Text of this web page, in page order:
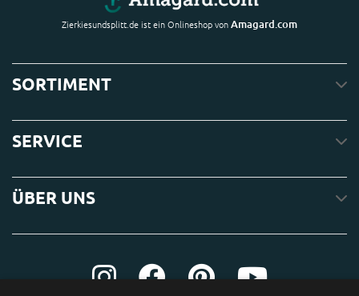
Zierkiesundsplitt.de ist ein Onlineshop vonAmagard.com
SORTIMENT
SERVICE
ÜBER UNS